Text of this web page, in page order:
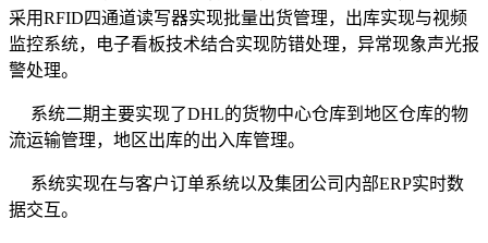
采用RFID四通道读写器实现批量出货管理，出库实现与视频
监控系统，电子看板技术结合实现防错处理，异常现象声光报
警处理。
系统二期主要实现了DHL的货物中心仓库到地区仓库的物
流运输管理，地区出库的出入库管理。
系统实现在与客户订单系统以及集团公司内部ERP实时数
据交互。